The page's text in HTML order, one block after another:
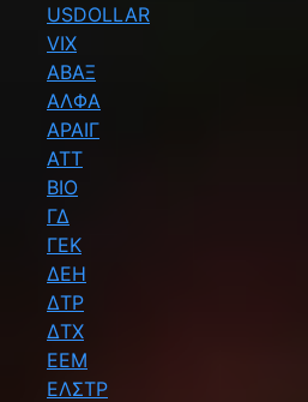
USDOLLAR
VIX
ΑΒΑΞ
ΑΛΦΑ
ΑΡΑΙΓ
ΑΤΤ
ΒΙΟ
ΓΔ
ΓΕΚ
ΔΕΗ
ΔΤΡ
ΔΤΧ
ΕΕΜ
ΕΛΣΤΡ